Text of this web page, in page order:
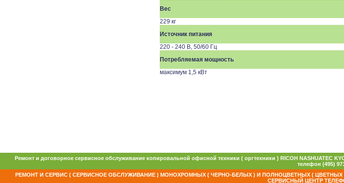
Вес
229 кг
Источник питания
220 - 240 В, 50/60 Гц
Потребляемая мощность
максимум 1,5 кВт
Ремонт и договорное сервисное обслуживание копировальной офисной техники ( оргтехники ) RICOH
телефон (495)
РЕМОНТ И СЕРВИС ( СЕРВИСНОЕ ОБСЛУЖИВАНИЕ ) МОНОХРОМНЫХ ( ЧЕРНО-БЕЛЫХ ) И ПОЛНОЦВЕТНЫХ ( ЦВЕТНЫХ )
СЕРВИСНЫЙ ЦЕНТР